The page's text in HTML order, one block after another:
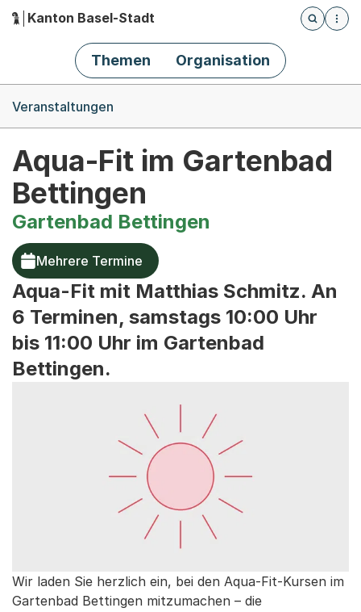
Hauptnavigation
Kanton Basel-Stadt
Öffnet
Themen Organisation
Veranstaltungen
Aqua-Fit im Gartenbad
Bettingen
Gartenbad Bettingen
Mehrere Termine
Aqua-Fit mit Matthias Schmitz. An
6 Terminen, samstags 10:00 Uhr
bis 11:00 Uhr im Gartenbad
Bettingen.
Wir laden Sie herzlich ein, bei den Aqua-Fit-Kursen im
Gartenbad Bettingen mitzumachen – die